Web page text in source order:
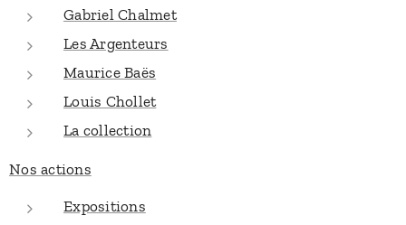
Gabriel Chalmet
Les Argenteurs
Maurice Baës
Louis Chollet
La collection
Nos actions
Expositions